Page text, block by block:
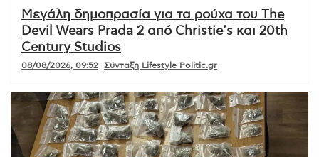
Μεγάλη δημοπρασία για τα ρούχα του The
Devil Wears Prada 2 από Christie’s και 20th
Century Studios
08/08/2026, 09:52 Σύνταξη Lifestyle Politic.gr